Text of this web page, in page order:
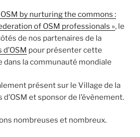
by nurturing the commons :
of OSM professionals », le
de nos partenaires de la
pour présenter cette
la communauté mondiale
présent sur le Village de la
et sponsor de l’évènement.
nombreuses et nombreux.